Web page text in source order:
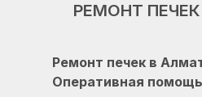
Ремонт печек в
Оперативная помощь
РЕМОНТ